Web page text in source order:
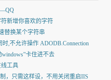
新增你喜欢的字符
替换某个字符串
,不允许操作 ADODB.Connection
卡住进不去
线工具
，只需这样设，不用关闭重启IIS